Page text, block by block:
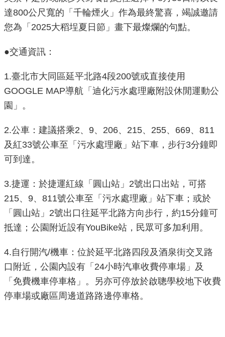
站
導
覽
回
頁
English
常
問
答
陳
情
系
統
雙
語
詞
彙
達800公尺寬的「千輪煙火」作為最終驚喜，竭誠邀請
您為「2025大稻埕夏日節」畫下最燦爛的句點。
●交通資訊：
1.臺北市大同區延平北路4段200號或直接使用
GOOGLE MAP導航「迪化污水處理廠附設休閒運動公
園」。
2.公車：建議搭乘2、9、206、215、255、669、811
及紅33號公車至「污水處理廠」站下車，步行3分鐘即
可到達。
3.捷運：於捷運紅線「圓山站」2號出口出站，可搭
215、9、811號公車至「污水處理廠」站下車；或於
「圓山站」2號出口往延平北路方向步行，約15分鐘可
抵達；公園附近設有YouBike站，民眾可多加利用。
4.自行開汽/機車：位於延平北路四段及酒泉街交叉路
口附近，公園內設有「24小時汽車收費停車場」及
「免費機車停車格」。另亦可停放於啟聰學校地下收費
停車場或廠區周邊道路路邊停車格。